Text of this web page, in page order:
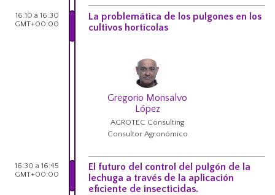
16:10 a 16:30
GMT+00:00
La problemática de los pulgones en los
cultivos hortícolas
Gregorio Monsalvo
López
AGROTEC Consulting
Consultor Agronómico
16:30 a 16:45
GMT+00:00
El futuro del control del pulgón de la
lechuga a través de la aplicación
eficiente de insecticidas.